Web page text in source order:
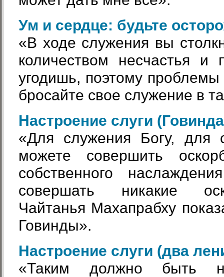
Ум и сердце: будьте
«В ходе служения вы
количеством несчастья
угодишь, поэтому
бросайте свое служение в
Настроение слуги
«Для служения Богу, для
можете совершить
собственного
совершать никакие
Чайтанья Махапрабху
Говинды».
Настроение слуги (два
«Таким должно быть